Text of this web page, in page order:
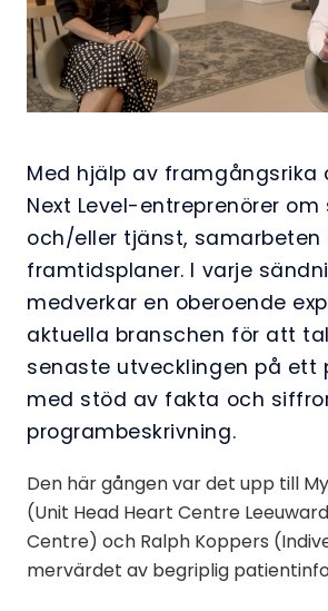
Med hjälp av
Next Level-entreprenörer om
och/eller tjänst, samarbeten
framtidsplaner. I varje
medverkar en oberoende
aktuella branschen för att
senaste utvecklingen på ett
med stöd av fakta och
programbeskrivning.
Den här gången var det upp till
(Unit Head Heart Centre
Centre) och Ralph Koppers
mervärdet av begriplig